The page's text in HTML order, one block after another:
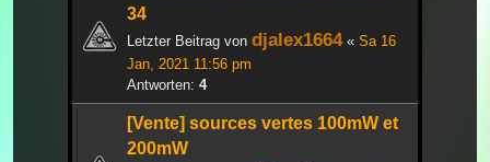
34
Letzter Beitrag von djalex1664« Sa 16
Jan, 2021 11:56 pm
Antworten: 4
[Vente] sources vertes 100mW et
200mW